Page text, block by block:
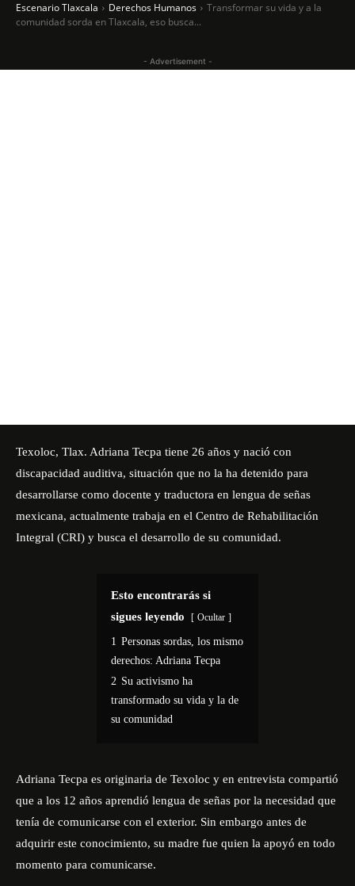
Escenario Tlaxcala Derechos Humanos
Transformar su vida y a la
comunidad sorda en Tlaxcala, eso busca...
- Advertisement -
Texoloc, Tlax. Adriana Tecpa tiene 26 años y nació con
discapacidad auditiva, situación que no la ha detenido para
desarrollarse como docente y traductora en lengua de señas
mexicana, actualmente trabaja en el Centro de Rehabilitación
Integral (CRI) y busca el desarrollo de su comunidad.
Esto encontrarás si
sigues leyendo
Ocultar
1 Personas sordas, los mismo
derechos: Adriana Tecpa
2 Su activismo ha
transformado su vida y la de
su comunidad
Adriana Tecpa es originaria de Texoloc y en entrevista compartió
que a los 12 años aprendió lengua de señas por la necesidad que
tenía de comunicarse con el exterior. Sin embargo antes de
adquirir este conocimiento, su madre fue quien la apoyó en todo
momento para comunicarse.